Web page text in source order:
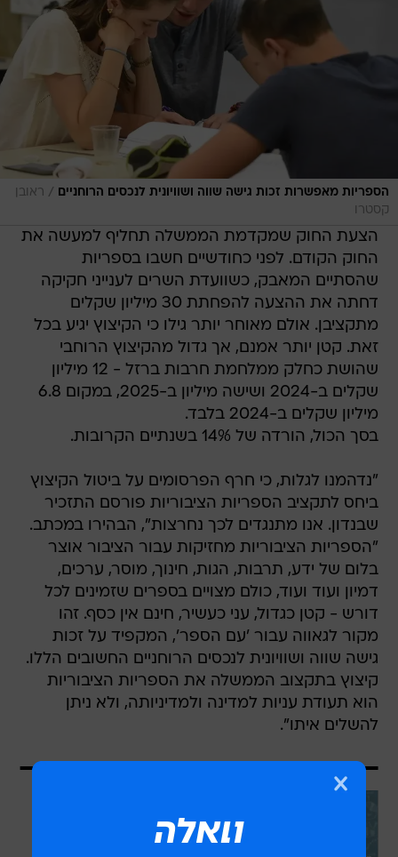
הספריות מאפשרות זכות גישה שווה ושוויונית לנכסים הרוחניים / ראובן
קסטרו
הצעת החוק שמקדמת הממשלה תחליף למעשה את
החוק הקודם. לפני כחודשיים חשבו בספריות
שהסתיים המאבק, כשוועדת השרים לענייני חקיקה
דחתה את ההצעה להפחתת 30 מיליון שקלים
מתקציבן. אולם מאוחר יותר גילו כי הקיצוץ יגיע בכל
זאת. קטן יותר אמנם, אך גדול מהקיצוץ הרוחבי
שהושת כחלק ממלחמת חרבות ברזל - 12 מיליון
שקלים ב-2024 ושישה מיליון ב-2025, במקום 6.8
מיליון שקלים ב-2024 בלבד.
בסך הכול, הורדה של 14% בשנתיים הקרובות.
"נדהמנו לגלות, כי חרף הפרסומים על ביטול הקיצוץ
ביחס לתקציב הספריות הציבוריות פורסם התזכיר
שבנדון. אנו מתנגדים לכך נחרצות", הבהירו במכתב.
"הספריות הציבוריות מחזיקות עבור הציבור אוצר
בלום של ידע, תרבות, הגות, חינוך, מוסר, ערכים,
דמיון ועוד ועוד, כולם מצויים בספרים שזמינים לכל
דורש - קטן כגדול, עני כעשיר, חינם אין כסף. זהו
מקור לגאווה עבור 'עם הספר', המקפיד על זכות
גישה שווה ושוויונית לנכסים הרוחניים החשובים הללו.
קיצוץ בתקצוב הממשלה את הספריות הציבוריות
הוא תעודת עניות למדינה ולמדיניותה, ולא ניתן
להשלים איתו".
הלוואה לחינוך: איך להשקיע בעתיד
הילדים בלי להיכנס לסחרור כלכלי?